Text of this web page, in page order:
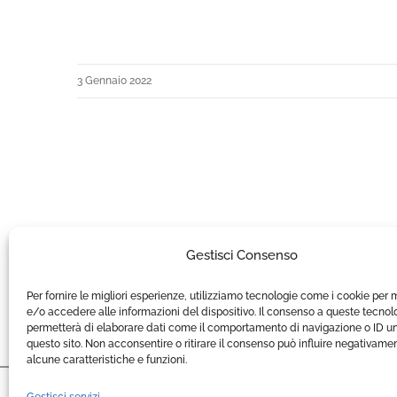
Gestisci Consenso
Per fornire le migliori esperienze, utilizziamo tecnologie come i cookie per
e/o accedere alle informazioni del dispositivo. Il consenso a queste
permetterà di elaborare dati come il comportamento di navigazione o ID
questo sito. Non acconsentire o ritirare il consenso può influire
alcune caratteristiche e funzioni.
3 Gennaio 2022